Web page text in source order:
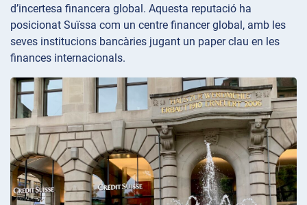
d’incertesa financera global. Aquesta reputació ha
posicionat Suïssa com un centre financer global, amb les
seves institucions bancàries jugant un paper clau en les
finances internacionals.